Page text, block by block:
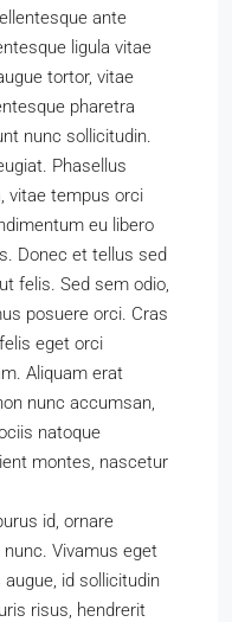
ante
ligula vitae
tortor, vitae
pharetra
nunc sollicitudin.
Phasellus
vitae tempus orci
eu libero
Donec et tellus sed
felis. Sed sem odio,
posuere orci. Cras
eget orci
Aliquam erat
nunc accumsan,
natoque
montes, nascetur
id, ornare
Vivamus eget
id sollicitudin
risus, hendrerit